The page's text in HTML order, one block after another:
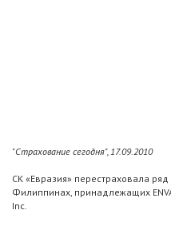
"Страхование сегодня", 17.09.2010
СК «Евразия» перестраховала
Филиппинах, принадлежащих
Inc.